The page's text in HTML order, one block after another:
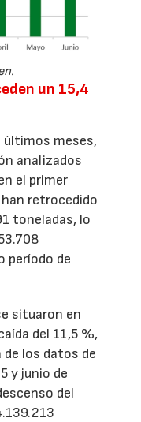
un 15,4
últimos meses,
analizados
el primer
retrocedido
toneladas, lo
período de
situaron en
del 11,5 %,
los datos de
y junio de
del